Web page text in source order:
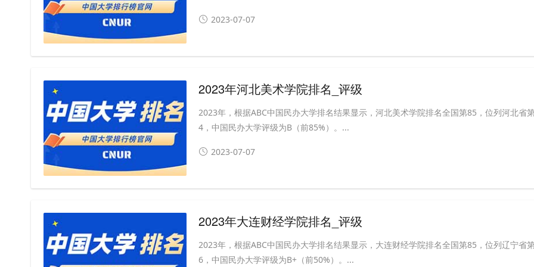
2023-07-07
2023年河北美术学院排名_评级
2023年，根据ABC中国民办大学排名结果显示，河北美术学院排名全国第85，位列河北省
4，中国民办大学评级为B（前85%）。...
2023-07-07
2023年大连财经学院排名_评级
2023年，根据ABC中国民办大学排名结果显示，大连财经学院排名全国第85，位列辽宁省
6，中国民办大学评级为B+（前50%）。...